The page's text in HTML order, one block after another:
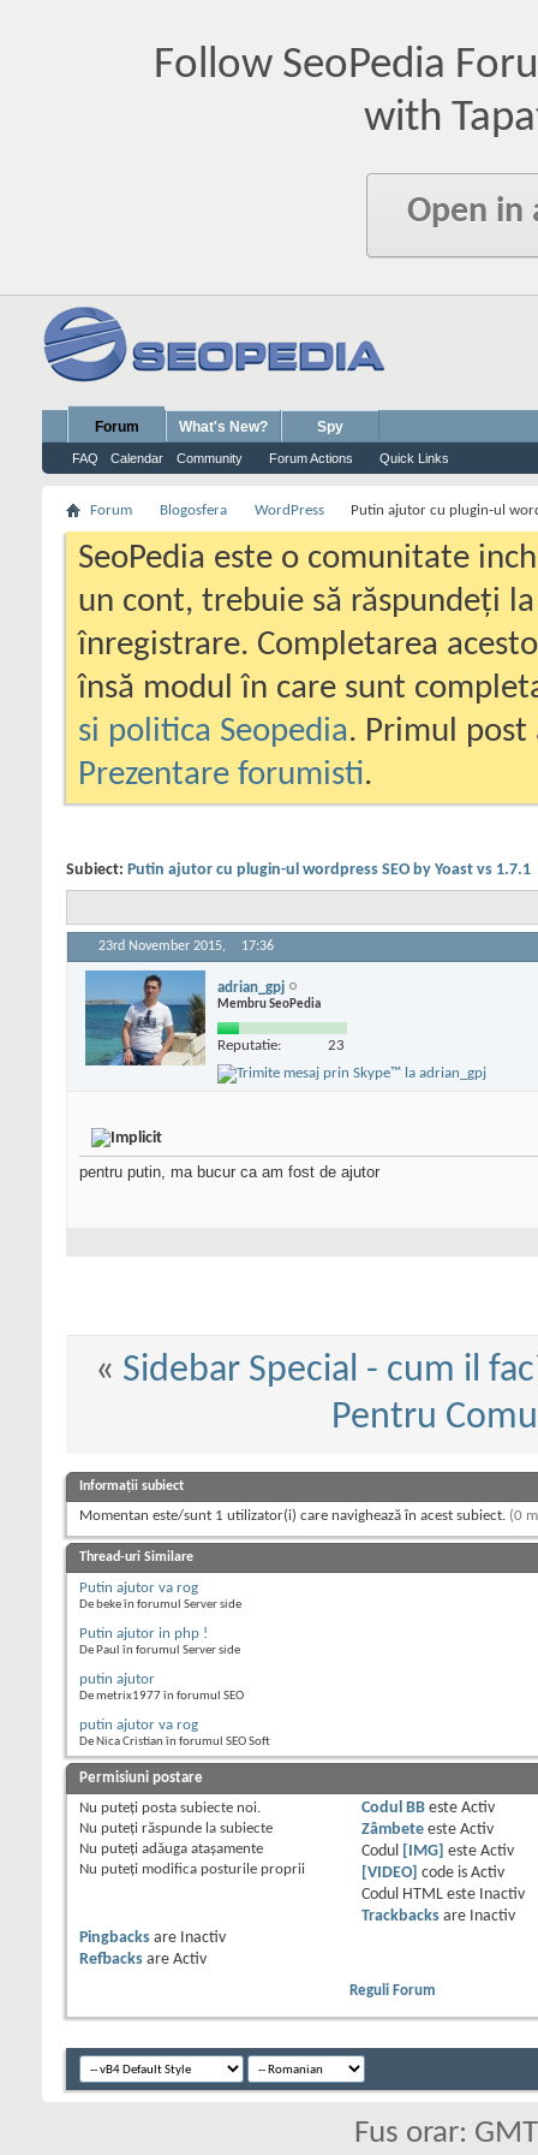
Follow SeoPedia
with
Open in
Forum
FAQ Calendar Community Forum Actions Quick Links
What's New? Spy
Forum Blogosfera WordPress Putin ajutor cu plugin-ul
SeoPedia este o comunitate
un cont, trebuie să răspundeți
înregistrare. Completarea
însă modul în care sunt
si politica Seopedia. Primul
Prezentare forumisti.
Subiect: Putin ajutor cu plugin-ul wordpress SEO by Yoast vs 1.7.1
23rd November 2015, 17:36
adrian_gpj
Membru SeoPedia
Reputatie: 23
pentru putin, ma bucur ca am fost de ajutor
« Sidebar Special - cum il
Pentru
Informații subiect
Momentan este/sunt 1 utilizator(i) care navighează în acest subiect. (0
Thread-uri Similare
Putin ajutor va rog
De beke în forumul Server side
Putin ajutor in php !
De Paul în forumul Server side
putin ajutor
De metrix1977 în forumul SEO
putin ajutor va rog
De Nica Cristian în forumul SEO Soft
Permisiuni postare
Nu puteţi posta subiecte noi.
Nu puteţi răspunde la subiecte
Nu puteţi adăuga ataşamente
Nu puteţi modifica posturile proprii
Codul BBeste Activ
Zâmbeteeste Activ
Codul
[IMG] este Activ
[VIDEO] code is Activ
Codul HTML este
Inactiv
Trackbacksare
Inactiv
Pingbacks are
Inactiv
Refbacks are Activ
Reguli Forum
Fus orar: